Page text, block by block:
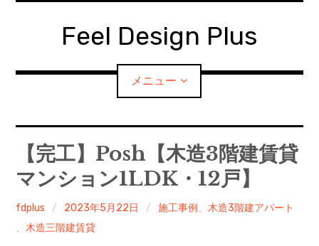
Feel Design Plus
メニュー
HOMEに戻る
お問い合わせ
会社概要
【完工】Posh【木造3階建賃貸
マンション1LDK・12戸】
fdplus 2023年5月22日 施工事例 、木造3階建アパート
、木造三階建賃貸